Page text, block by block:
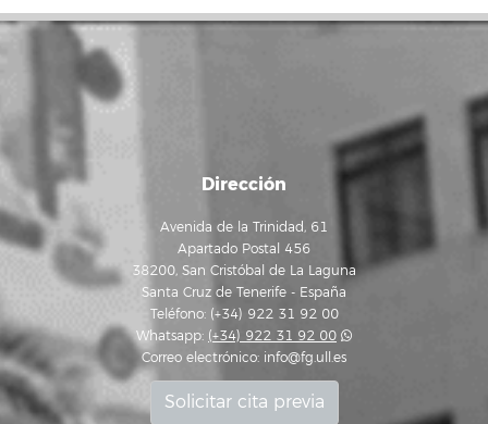
Dirección
Avenida de la Trinidad, 61
Apartado Postal 456
38200, San Cristóbal de La Laguna
Santa Cruz de Tenerife - España
Teléfono: (+34) 922 31 92 00
Whatsapp: (+34) 922 31 92 00
Correo electrónico: info@fg.ull.es
Solicitar cita previa